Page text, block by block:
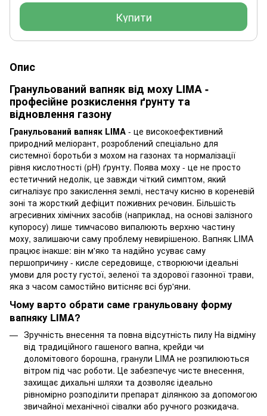
Купити
Опис
Гранульований вапняк від моху LIMA -
професійне розкислення ґрунту та
відновлення газону
Гранульований вапняк LIMA - це високоефективний
природний меліорант, розроблений спеціально для
системної боротьби з мохом на газонах та нормалізації
рівня кислотності (pH) ґрунту. Поява моху - це не просто
естетичний недолік, це завжди чіткий симптом, який
сигналізує про закислення землі, нестачу кисню в кореневій
зоні та жорсткий дефіцит поживних речовин. Більшість
агресивних хімічних засобів (наприклад, на основі залізного
купоросу) лише тимчасово випалюють верхню частину
моху, залишаючи саму проблему невирішеною. Вапняк LIMA
працює інакше: він м'яко та надійно усуває саму
першопричину - кисле середовище, створюючи ідеальні
умови для росту густої, зеленої та здорової газонної трави,
яка з часом самостійно витісняє всі бур'яни.
Чому варто обрати саме гранульовану форму
вапняку LIMA?
Зручність внесення та повна відсутність пилу На відміну
від традиційного гашеного вапна, крейди чи
доломітового борошна, гранули LIMA не розпилюються
вітром під час роботи. Це забезпечує чисте внесення,
захищає дихальні шляхи та дозволяє ідеально
рівномірно розподілити препарат ділянкою за допомогою
звичайної механічної сівалки або ручного розкидача.